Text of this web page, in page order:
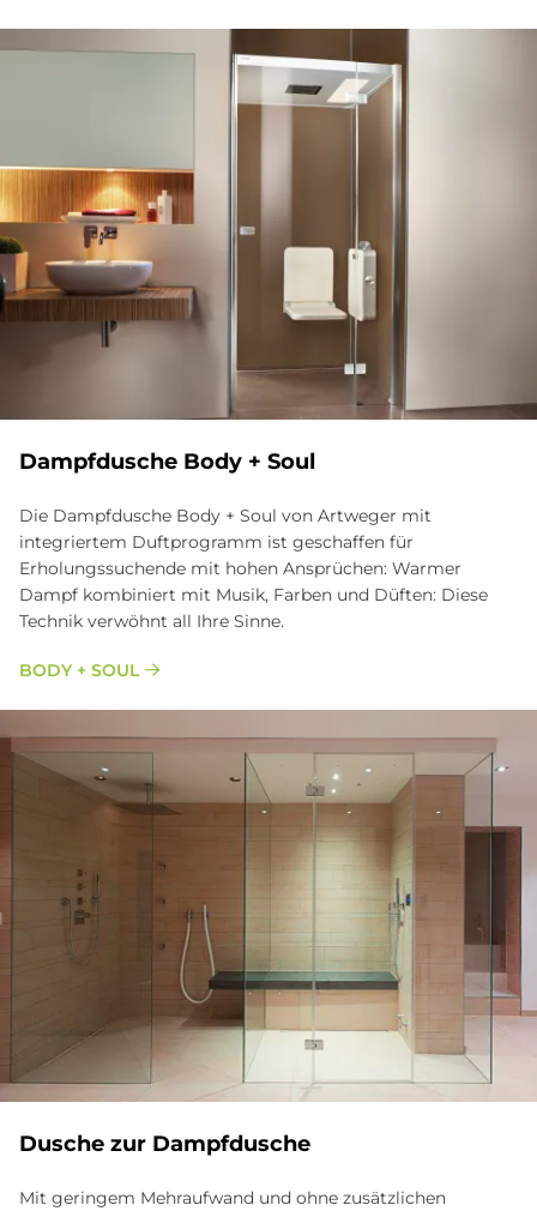
Dampfdusche Body + Soul
Die Dampfdusche Body + Soul von Artweger mit
integriertem Duftprogramm ist geschaffen für
Erholungssuchende mit hohen Ansprüchen: Warmer
Dampf kombiniert mit Musik, Farben und Düften: Diese
Technik verwöhnt all Ihre Sinne.
BODY + SOUL
Dusche zur Dampfdusche
Mit geringem Mehraufwand und ohne zusätzlichen